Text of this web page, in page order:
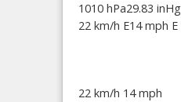
1010 hPa29.83 inHg
22 km/h E14 mph E
22 km/h 14 mph